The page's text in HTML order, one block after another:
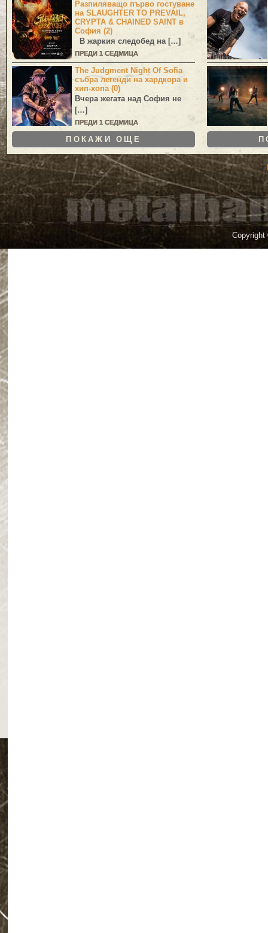
Разпиляващо първо гостуване
на SLAUGHTER TO PREVAIL,
CRYPTA & CHAINED SAINT в
София (2)
В жаркия следобед на […]
ПРЕДИ 1 СЕДМИЦА
The Judgment Night Of Sofia
събра легенди на хардкора и
хип-хопа (0)
Вчера жегата над София не
[…]
ПРЕДИ 1 СЕДМИЦА
ПОКАЖИ ОЩЕ